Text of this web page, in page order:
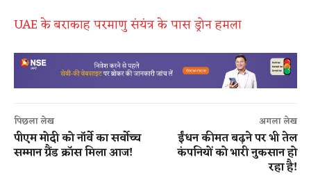
UAE के बराकाह परमाणु संयंत्र के पास ड्रोन हमला
पिछला लेख
​​पीएम मोदी को नॉर्वे का सर्वोच्च
सम्मान ग्रैंड क्रॉस मिला आज!
अगला लेख
ईंधन कीमत बढ़ने पर भी तेल
कंपनियों को भारी नुकसान हो
रहा है!